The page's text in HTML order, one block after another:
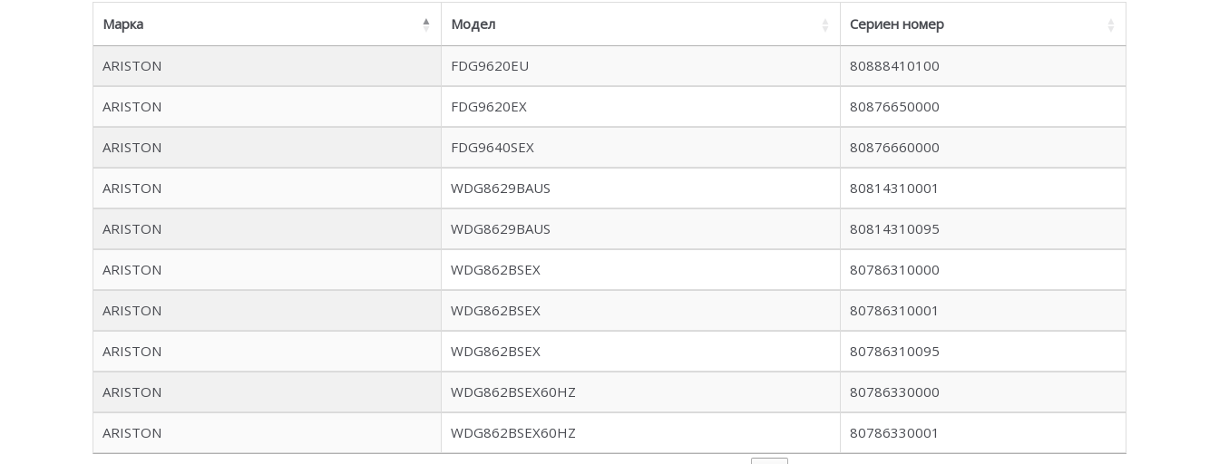
Марка Модел Сериен номер
ARISTON FDG9620EU 80888410100
ARISTON FDG9620EX 80876650000
ARISTON FDG9640SEX 80876660000
ARISTON WDG8629BAUS 80814310001
ARISTON WDG8629BAUS 80814310095
ARISTON WDG862BSEX 80786310000
ARISTON WDG862BSEX 80786310001
ARISTON WDG862BSEX 80786310095
ARISTON WDG862BSEX60HZ 80786330000
ARISTON WDG862BSEX60HZ 80786330001